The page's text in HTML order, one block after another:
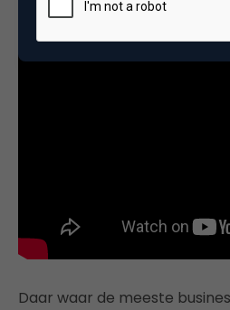
Daar waar de meeste